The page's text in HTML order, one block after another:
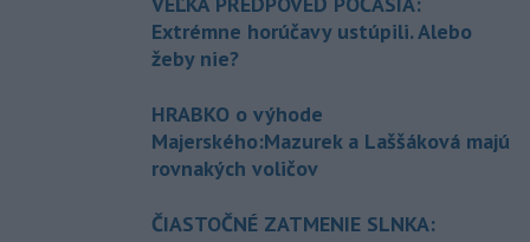
Extrémne horúčavy ustúpili. Alebo
žeby nie?
HRABKO o výhode
Majerského:Mazurek a Laššáková majú
rovnakých voličov
ČIASTOČNÉ ZATMENIE SLNKA: